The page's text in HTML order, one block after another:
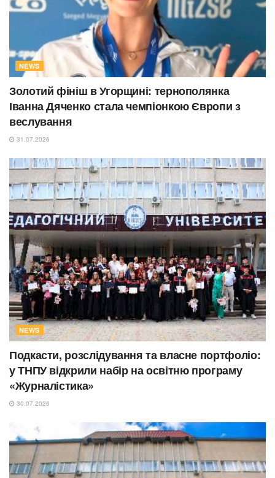
NEWS
Золотий фініш в Угорщині: тернополянка
Іванна Дяченко стала чемпіонкою Європи з
веслування
31.07.2026
NEWS
Подкасти, розслідування та власне портфоліо:
у ТНПУ відкрили набір на освітню програму
«Журналістика»
30.07.2026